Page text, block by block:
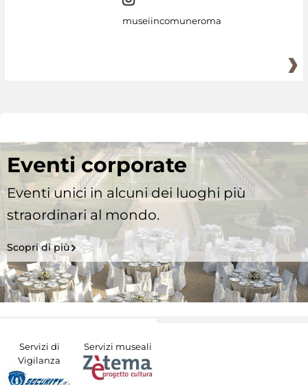
museiincomuneroma
Eventi corporate
Eventi unici in alcuni dei luoghi più
straordinari al mondo.
Scopri di più
Servizi di
Vigilanza
Servizi museali